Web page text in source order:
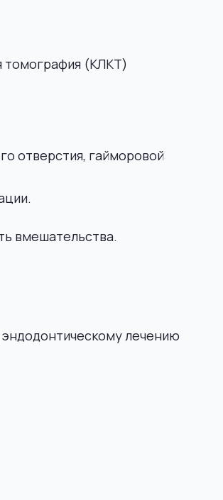
томография (КЛКТ)
отверстия, гайморовой
вмешательства.
лечению